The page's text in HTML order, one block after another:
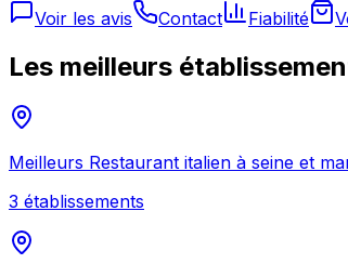
Voir les avis
Contact Fiabilité
Les meilleurs
Meilleurs Restaurant italien à seine et
3 établissements